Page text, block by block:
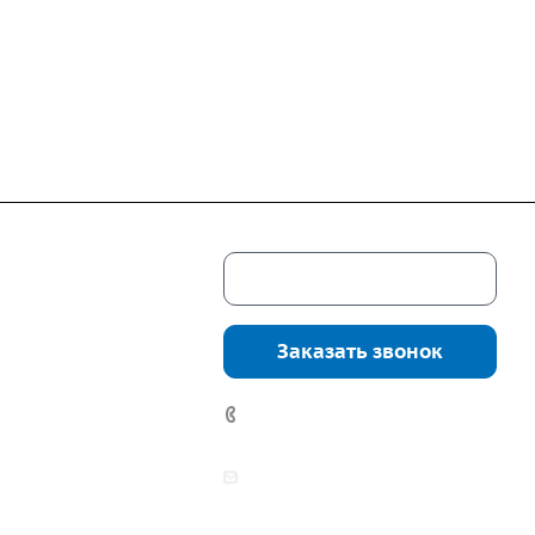
Заказать звонок